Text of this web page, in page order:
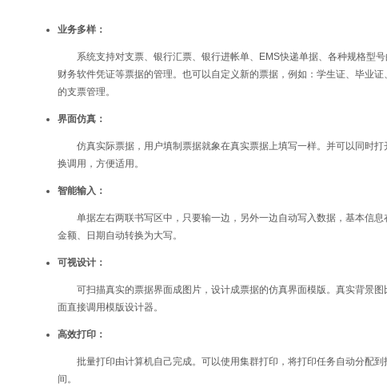
业务多样：
系统支持对支票、银行汇票、银行进帐单、EMS快递单据、各种规格型号
财务软件凭证等票据的管理。也可以自定义新的票据，例如：学生证、毕业
的支票管理。
界面仿真：
仿真实际票据，用户填制票据就象在真实票据上填写一样。并可以同时打
换调用，方便适用。
智能输入：
单据左右两联书写区中，只要输一边，另外一边自动写入数据，基本信息
金额、日期自动转换为大写。
可视设计：
可扫描真实的票据界面成图片，设计成票据的仿真界面模版。真实背景图
面直接调用模版设计器。
高效打印：
批量打印由计算机自己完成。可以使用集群打印，将打印任务自动分配到
间。